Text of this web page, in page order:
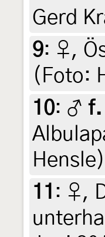
Gerd
9: ♀,
(Foto:
10: ♂ f.
11 : ♀,